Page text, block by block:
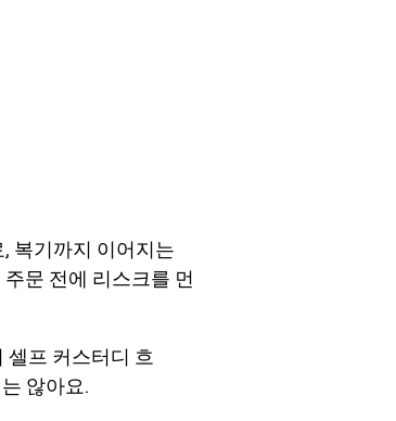
복기까지 이어지는
문 전에 리스크를 먼
셀프 커스터디 흐
않아요.